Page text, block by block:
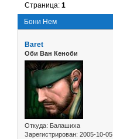
Бони Нем
Страница:1
Baret
Оби Ван Кеноби
Откуда: Балашиха
Зарегистрирован: 2005-10-05